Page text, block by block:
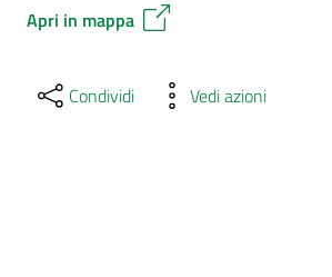
Apri in mappa
Condividi Vedi azioni